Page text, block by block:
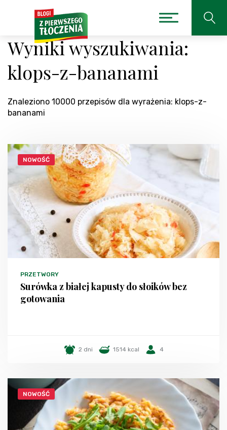
Wyniki wyszukiwania:
klops-z-bananami
Znaleziono 10000 przepisów dla wyrażenia: klops-z-
bananami
NOWOŚĆ
PRZETWORY
Surówka z białej kapusty do słoików bez
gotowania
2 dni 1514 kcal 4
NOWOŚĆ